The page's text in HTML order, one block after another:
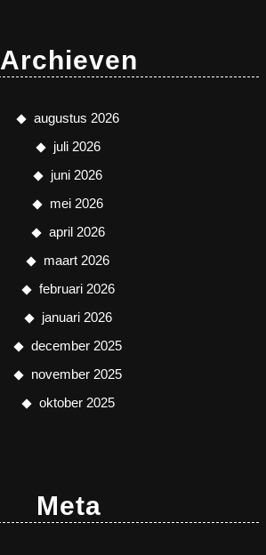
Archieven
augustus 2026
juli 2026
juni 2026
mei 2026
april 2026
maart 2026
februari 2026
januari 2026
december 2025
november 2025
oktober 2025
Meta